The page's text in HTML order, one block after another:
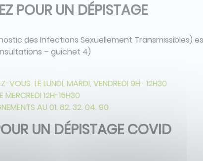
POUR UN DÉPISTAGE
des Infections Sexuellement Transmissibles)
– guichet 4)
VOUS LE LUNDI, MARDI, VENDREDI 9H- 12H30
MERCREDI 12H-15H30
AU 01. 82. 32. 04. 90
UN DÉPISTAGE COVID